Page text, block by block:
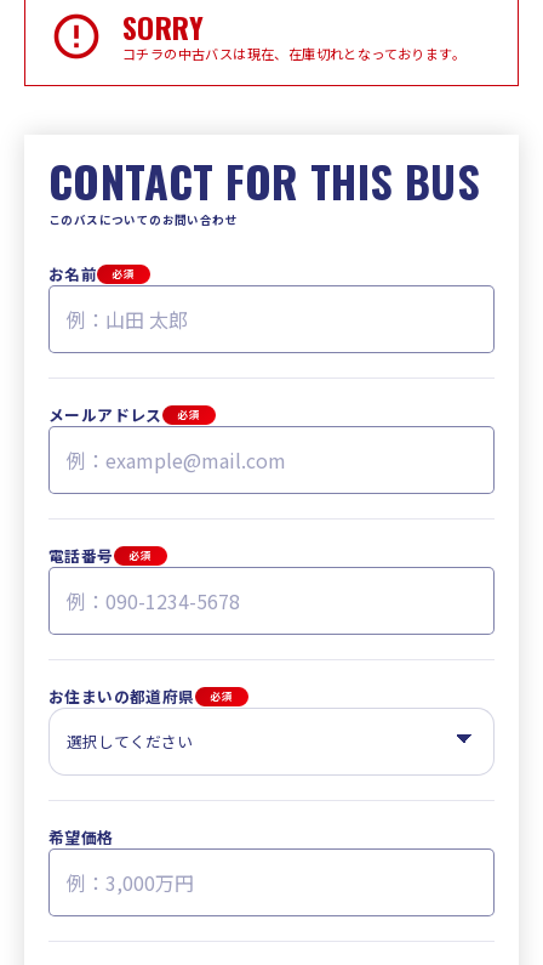
SORRY
コチラの中古バスは現在、在庫切れとなっております。
CONTACT FOR THIS BUS
このバスについてのお問い合わせ
お名前 必須
メールアドレス 必須
電話番号 必須
お住まいの都道府県 必須
希望価格